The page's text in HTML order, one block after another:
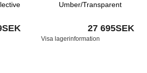
Umber/Transparent
27 695SEK
Visa lagerinformation